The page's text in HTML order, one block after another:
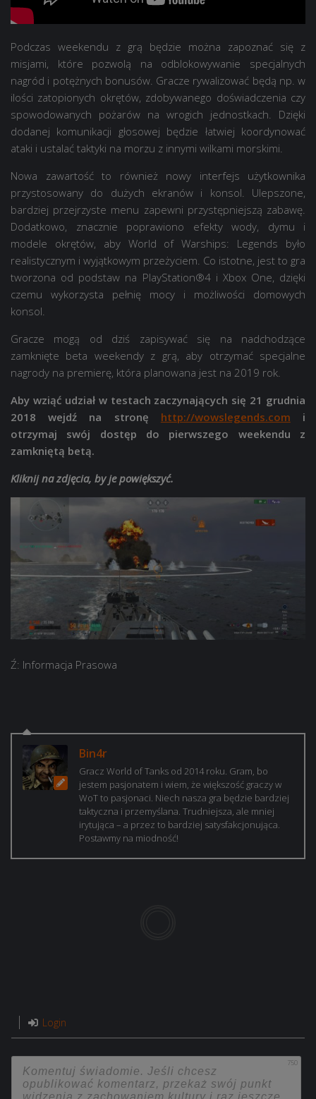
Podczas weekendu z grą będzie można zapoznać się z
misjami, które pozwolą na odblokowywanie specjalnych
nagród i potężnych bonusów. Gracze rywalizować będą np. w
ilości zatopionych okrętów, zdobywanego doświadczenia czy
spowodowanych pożarów na wrogich jednostkach. Dzięki
dodanej komunikacji głosowej będzie łatwiej koordynować
ataki i ustalać taktyki na morzu z innymi wilkami morskimi.
Nowa zawartość to również nowy interfejs użytkownika
przystosowany do dużych ekranów i konsol. Ulepszone,
bardziej przejrzyste menu zapewni przystępniejszą zabawę.
Dodatkowo, znacznie poprawiono efekty wody, dymu i
modele okrętów, aby World of Warships: Legends było
realistycznym i wyjątkowym przeżyciem. Co istotne, jest to gra
tworzona od podstaw na PlayStation®4 i Xbox One, dzięki
czemu wykorzysta pełnię mocy i możliwości domowych
konsol.
Gracze mogą od dziś zapisywać się na nadchodzące
zamknięte beta weekendy z grą, aby otrzymać specjalne
nagrody na premierę, która planowana jest na 2019 rok.
Aby wziąć udział w testach zaczynających się 21 grudnia
2018 wejdź na stronę http://wowslegends.com i
otrzymaj swój dostęp do pierwszego weekendu z
zamkniętą betą.
Kliknij na zdjęcia, by je powiększyć.
Ź: Informacja Prasowa
Bin4r
Gracz World of Tanks od 2014 roku. Gram, bo
jestem pasjonatem i wiem, że większość graczy w
WoT to pasjonaci. Niech nasza gra będzie bardziej
taktyczna i przemyślana. Trudniejsza, ale mniej
irytująca – a przez to bardziej satysfakcjonująca.
Postawmy na miodność!
Login
750